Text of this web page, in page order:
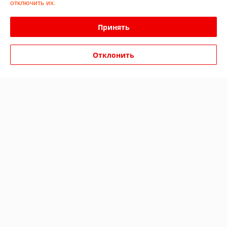
График работы
отключить их.
Принять
Отклонить